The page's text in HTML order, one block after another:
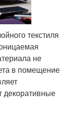
текстиля
не
в помещение
декоративные